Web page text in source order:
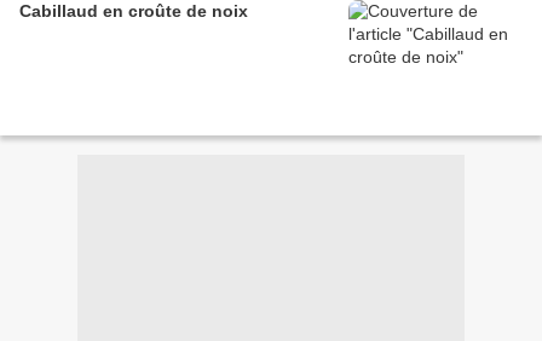
Cabillaud en croûte de noix